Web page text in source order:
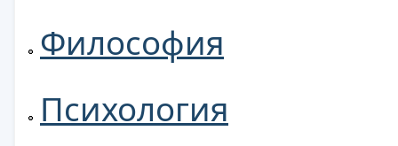
Философия
Психология